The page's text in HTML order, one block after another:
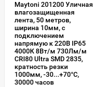
Maytoni 201200 Уличная
влагозащищенная
лента, 50 метров,
ширина 10мм, с
подключением
напрямую к 220В IP65
4000К 8Вт/м 730Лм/м
CRI80 Ultra SMD 2835,
кратность резки
1000мм, -30...+70°С,
30000 часов